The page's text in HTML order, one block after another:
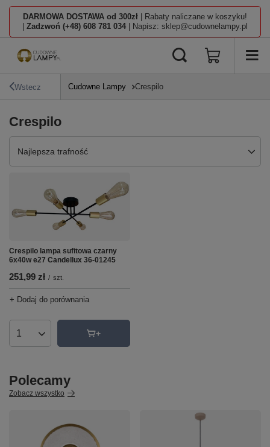
DARMOWA DOSTAWA od 300zł | Rabaty naliczane w koszyku!
Zadzwoń (+48) 608 781 034 | Napisz: sklep@cudownelampy.pl
Wstecz Cudowne Lampy Crespilo
Crespilo
Zmień sortowanie
Najlepsza trafność
Crespilo lampa sufitowa czarny
6x40w e27 Candellux 36-01245
251,99 zł / szt.
+ Dodaj do porównania
Ilość produktów
Polecamy
Zobacz wszystko